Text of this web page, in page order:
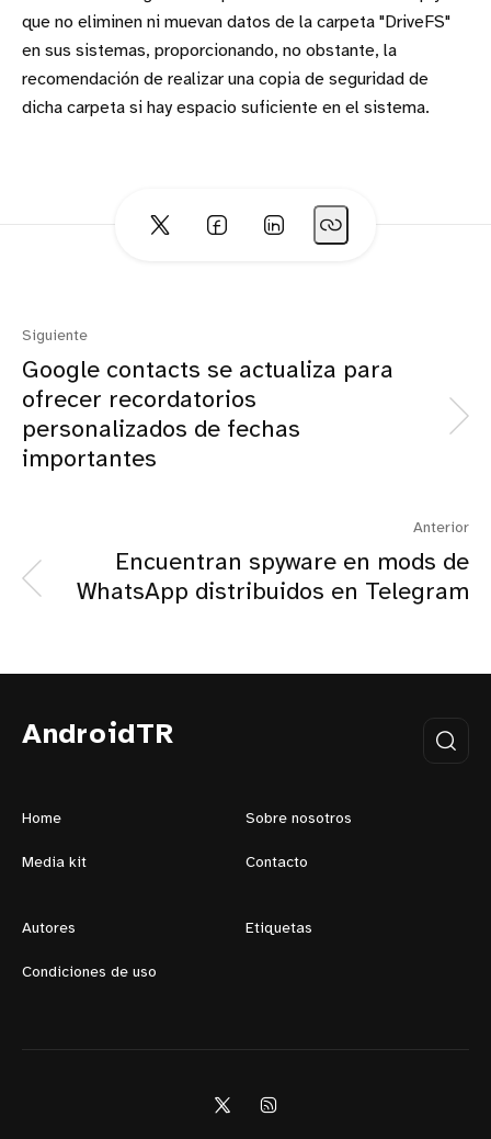
que no eliminen ni muevan datos de la carpeta "DriveFS"
en sus sistemas, proporcionando, no obstante, la
recomendación de realizar una copia de seguridad de
dicha carpeta si hay espacio suficiente en el sistema.
Siguiente
Google contacts se actualiza para
ofrecer recordatorios
personalizados de fechas
importantes
Anterior
Encuentran spyware en mods de
WhatsApp distribuidos en Telegram
AndroidTR
Home Sobre nosotros
Media kit Contacto
Autores Etiquetas
Condiciones de uso